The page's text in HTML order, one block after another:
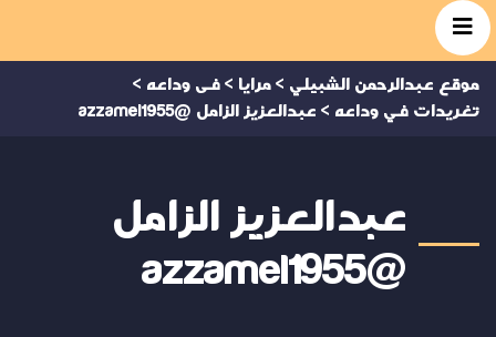
موقع عبدالرحمن الشبيلي > مرايا > فى وداعه >
تغريدات في وداعه > عبدالعزيز الزامل @azzamel1955
عبدالعزيز الزامل
@azzamel1955